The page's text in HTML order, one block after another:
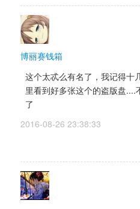
博丽赛钱箱
这个太忒么有名了，我记得十
里看到好多张这个的盗版盘....
了
2016-08-26 23:38:33